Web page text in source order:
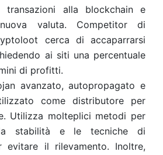
transazioni alla blockchain e
valuta. Competitor di
cerca di accaparrarsi
ai siti una percentuale
di profitti.
avanzato, autopropagato e
come distributore per
Utilizza molteplici metodi per
la stabilità e le tecniche di
evitare il rilevamento. Inoltre,